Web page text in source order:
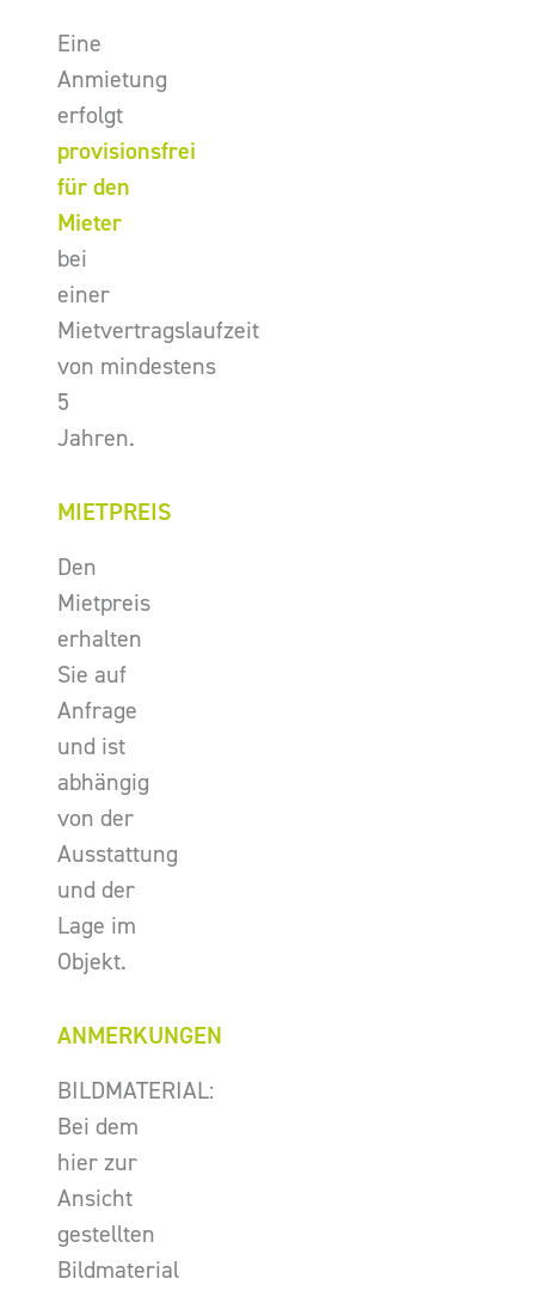
Eine
Anmietung
erfolgt
provisionsfrei
für den
Mieter
bei
einer
Mietvertragslaufzeit
von mindestens
5
Jahren.
MIETPREIS
Den
Mietpreis
erhalten
Sie auf
Anfrage
und ist
abhängig
von der
Ausstattung
und der
Lage im
Objekt.
ANMERKUNGEN
BILDMATERIAL:
Bei dem
hier zur
Ansicht
gestellten
Bildmaterial